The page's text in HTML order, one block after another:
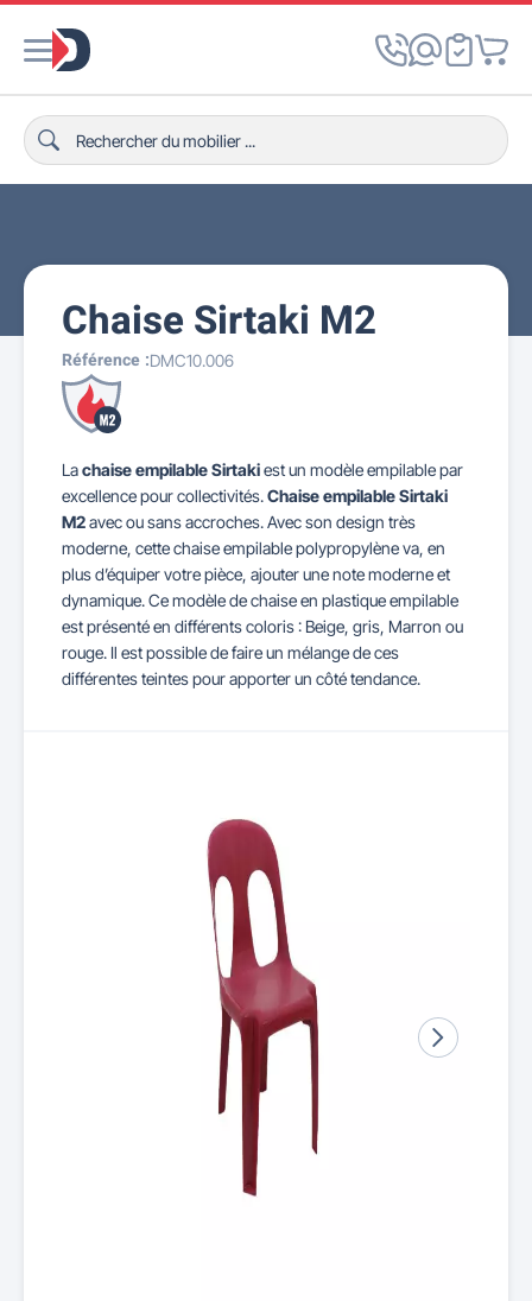
Chaise Sirtaki M2
Référence :DMC10.006
Lachaise empilable Sirtakiest un modèle empilable par
excellence pour collectivités.Chaise empilable Sirtaki
M2avec ou sans accroches.Avec son design très
moderne, cette chaise empilable polypropylène va, en
plus d’équiper votre pièce, ajouter une note moderne et
dynamique. Ce modèle de chaise en plastique empilable
est présenté en différents coloris : Beige, gris, Marron ou
rouge. Il est possible de faire un mélange de ces
différentes teintes pour apporter un côté tendance.